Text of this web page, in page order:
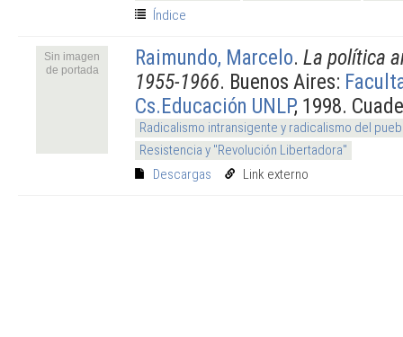
Índice
Sin imagen
de portada
Raimundo, Marcelo. La política
1955-1966. Buenos Aires:
Cs.Educación UNLP, 1998.
Radicalismo intransigente y radicalismo del
Resistencia y "Revolución Libertadora"
Descargas
Link externo